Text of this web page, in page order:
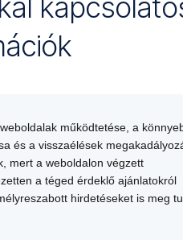
működtetése, a
és a visszaélések
mert a weboldalon végzett
a téged érdeklő ajánlatokról
hirdetéseket is meg